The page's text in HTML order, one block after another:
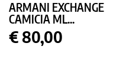
ARMANI EXCHANGE
CAMICIA ML...
Prezzo
€ 80,00